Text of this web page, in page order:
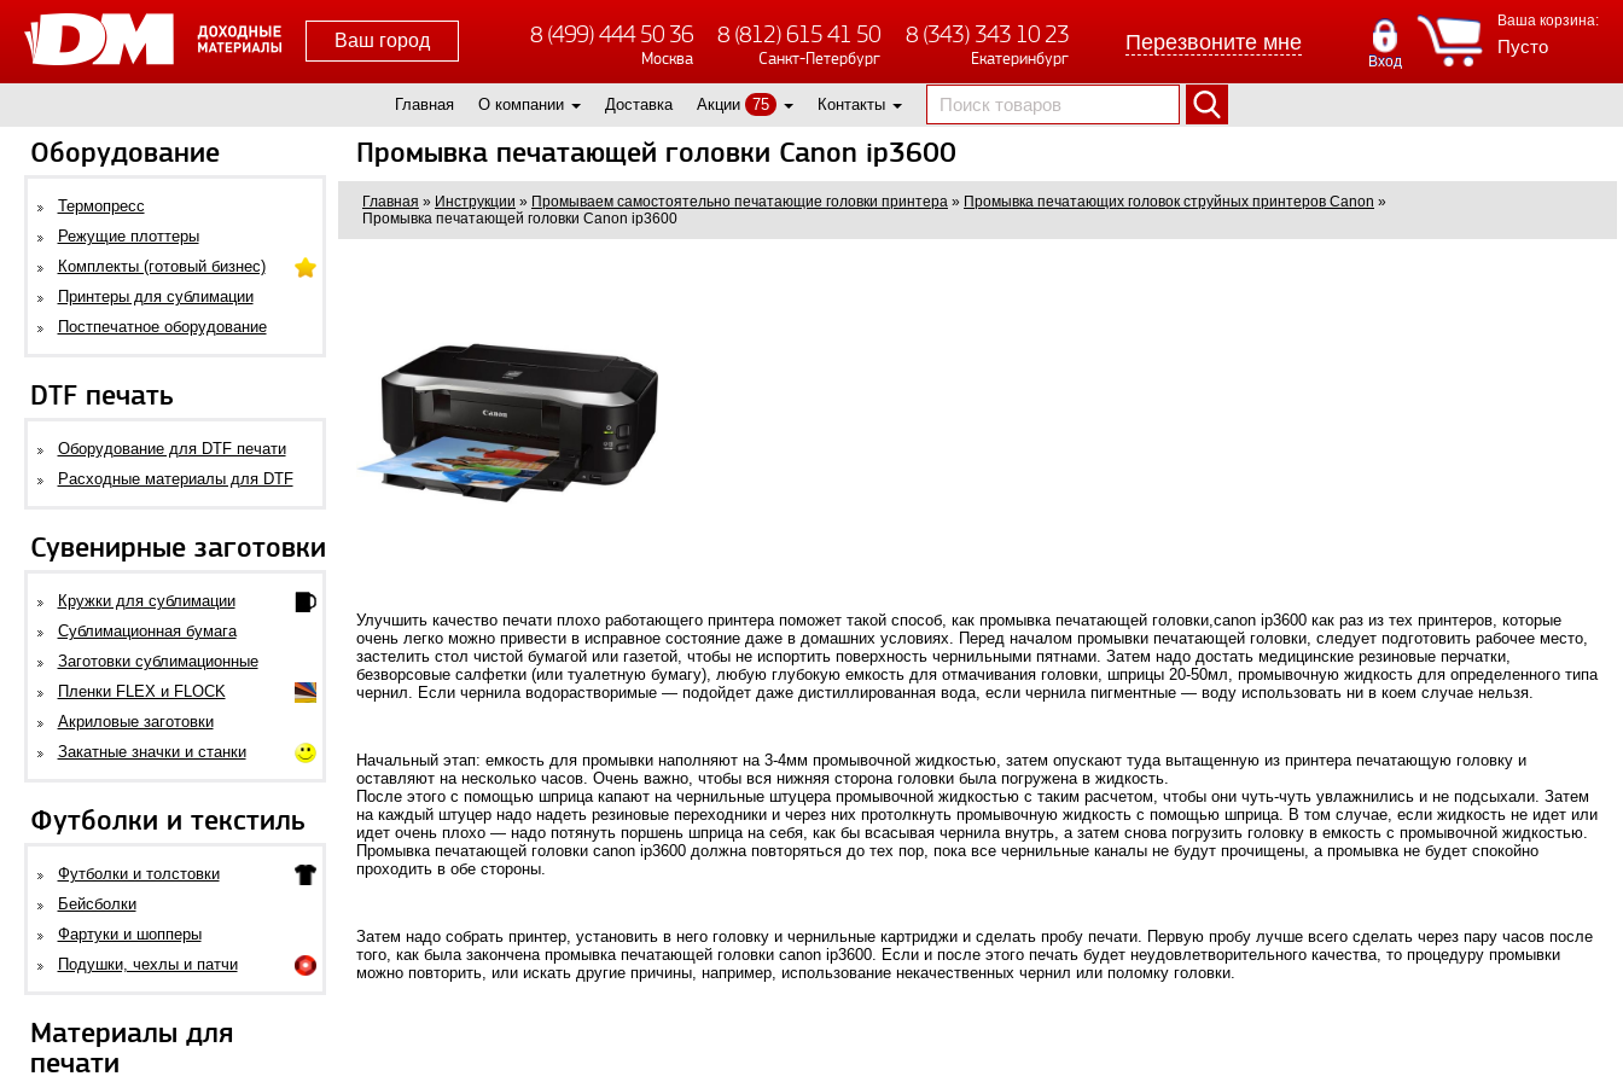
Ваш город 8 (499) 444 50 36
Москва
8 (812) 615 41 50
Санкт-Петербург
8 (343) 343 10 23
Екатеринбург
Перезвоните мне
Ваша корзина:
Пусто
Вход
Главная О компании Доставка Акции 75 Контакты
Оборудование
Термопресс
Режущие плоттеры
Комплекты (готовый бизнес)
Принтеры для сублимации
Постпечатное оборудование
DTF печать
Оборудование для DTF печати
Расходные материалы для DTF
Сувенирные заготовки
Кружки для сублимации
Сублимационная бумага
Заготовки сублимационные
Пленки FLEX и FLOCK
Акриловые заготовки
Закатные значки и станки
Футболки и текстиль
Футболки и толстовки
Бейсболки
Фартуки и шопперы
Подушки, чехлы и патчи
Материалы для
печати
Промывка печатающей головки Canon ip3600
Главная » Инструкции » Промываем самостоятельно печатающие головки принтера » Промывка печатающих головок струйных принтеров Canon »
Промывка печатающей головки Canon ip3600
Улучшить качество печати плохо работающего принтера поможет такой способ, как промывка печатающей головки,canon ip3600 как раз из тех принтеров, которые
очень легко можно привести в исправное состояние даже в домашних условиях. Перед началом промывки печатающей головки, следует подготовить рабочее место,
застелить стол чистой бумагой или газетой, чтобы не испортить поверхность чернильными пятнами. Затем надо достать медицинские резиновые перчатки,
безворсовые салфетки (или туалетную бумагу), любую глубокую емкость для отмачивания головки, шприцы 20-50мл, промывочную жидкость для определенного типа
чернил. Если чернила водорастворимые — подойдет даже дистиллированная вода, если чернила пигментные — воду использовать ни в коем случае нельзя.
Начальный этап: емкость для промывки наполняют на 3-4мм промывочной жидкостью, затем опускают туда вытащенную из принтера печатающую головку и
оставляют на несколько часов. Очень важно, чтобы вся нижняя сторона головки была погружена в жидкость.
После этого с помощью шприца капают на чернильные штуцера промывочной жидкостью с таким расчетом, чтобы они чуть-чуть увлажнились и не подсыхали. Затем
на каждый штуцер надо надеть резиновые переходники и через них протолкнуть промывочную жидкость с помощью шприца. В том случае, если жидкость не идет или
идет очень плохо — надо потянуть поршень шприца на себя, как бы всасывая чернила внутрь, а затем снова погрузить головку в емкость с промывочной жидкостью.
Промывка печатающей головки canon ip3600 должна повторяться до тех пор, пока все чернильные каналы не будут прочищены, а промывка не будет спокойно
проходить в обе стороны.
Затем надо собрать принтер, установить в него головку и чернильные картриджи и сделать пробу печати. Первую пробу лучше всего сделать через пару часов после
того, как была закончена промывка печатающей головки canon ip3600. Если и после этого печать будет неудовлетворительного качества, то процедуру промывки
можно повторить, или искать другие причины, например, использование некачественных чернил или поломку головки.